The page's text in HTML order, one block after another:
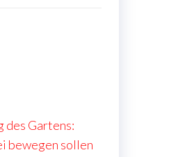
des Gartens:
bewegen sollen